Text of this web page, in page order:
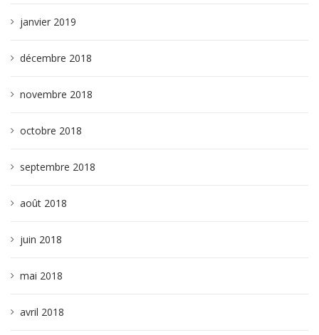
janvier 2019
décembre 2018
novembre 2018
octobre 2018
septembre 2018
août 2018
juin 2018
mai 2018
avril 2018